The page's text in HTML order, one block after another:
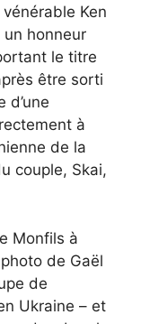
Ken
un honneur
le titre
être sorti
d’une
à
de la
couple, Skai,
Monfils à
de Gaël
de
Ukraine – et